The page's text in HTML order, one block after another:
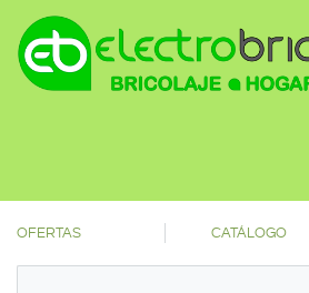
OFERTAS CATÁLOGO